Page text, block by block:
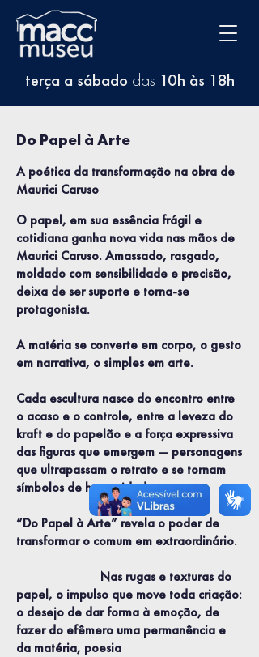
terça a sábado das 10h às 18h
Do Papel à Arte
A poética da transformação na obra de
Maurici Caruso
O papel, em sua essência frágil e
cotidiana ganha nova vida nas mãos de
Maurici Caruso. Amassado, rasgado,
moldado com sensibilidade e precisão,
deixa de ser suporte e torna-se
protagonista.
A matéria se converte em corpo, o gesto
em narrativa, o simples em arte.
Cada escultura nasce do encontro entre
o acaso e o controle, entre a leveza do
kraft e do papelão e a força expressiva
das figuras que emergem — personagens
que ultrapassam o retrato e se tornam
símbolos de humanidade.
“Do Papel à Arte” revela o poder de
transformar o comum em extraordinário.
Nas rugas e texturas do
papel, o impulso que move toda criação:
o desejo de dar forma à emoção, de
fazer do efêmero uma permanência e
da matéria, poesia